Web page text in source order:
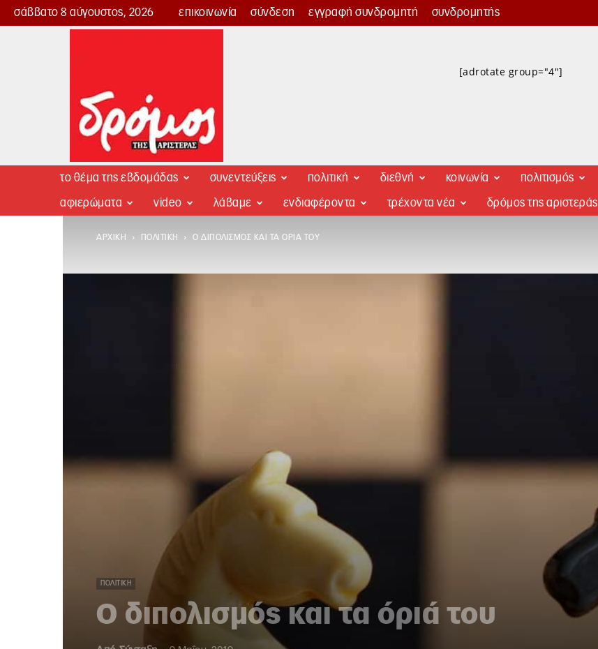
σάββατο 8 αύγουστος, 2026 επικοινωνία σύνδεση εγγραφή συνδρομητή συνδρομητής
Δρόμος
[adrotate group="4"]
το θέμα της εβδομάδας συνεντεύξεις πολιτική διεθνή κοινωνία πολιτισμός
αφιερώματα video λάβαμε ενδιαφέροντα τρέχοντα νέα δρόμος της αριστεράς
ΑΡΧΙΚΉ ΠΟΛΙΤΙΚΉ Ο ΔΙΠΟΛΙΣΜΌΣ ΚΑΙ ΤΑ ΌΡΙΆ ΤΟΥ
ΠΟΛΙΤΙΚΉ
Ο διπολισμός και τα όριά του